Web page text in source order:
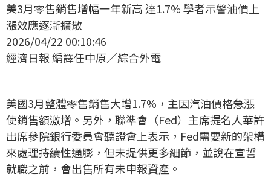
美3月零售銷售增幅一年新高 達1.7% 學者示警油價上
漲效應逐漸擴散
2026/04/22 00:10:46
經濟日報 編譯任中原／綜合外電
美國3月整體零售銷售大增1.7%，主因汽油價格急漲
使銷售額激增。另外，聯準會（Fed）主席提名人華許
出席參院銀行委員會聽證會上表示，Fed需要新的架構
來處理持續性通膨，但未提供更多細節，並說在宣誓
就職之前，會出售所有未申報資產。